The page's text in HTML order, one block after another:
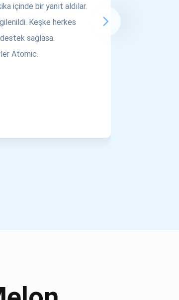
içinde bir yanıt aldılar.
Keşke herkes
sağlasa.
Atomic.